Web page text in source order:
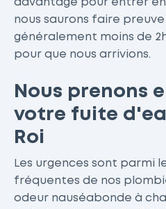
davantage pour entrer
nous saurons faire
généralement moins de
pour que nous arrivions.
Nous prenons
votre fuite
Roi
Les urgences sont parmi
fréquentes de nos
odeur nauséabonde à